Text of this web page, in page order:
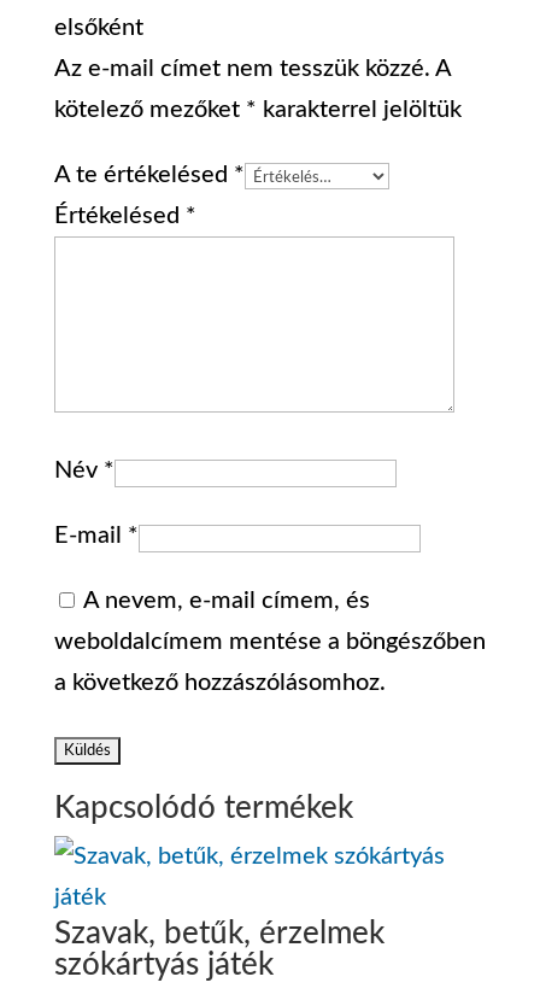
elsőként
Az e-mail címet nem tesszük közzé. A
kötelező mezőket * karakterrel jelöltük
A te értékelésed *
Értékelésed *
Név *
E-mail *
A nevem, e-mail címem, és
weboldalcímem mentése a böngészőben
a következő hozzászólásomhoz.
Kapcsolódó termékek
Szavak, betűk, érzelmek
szókártyás játék